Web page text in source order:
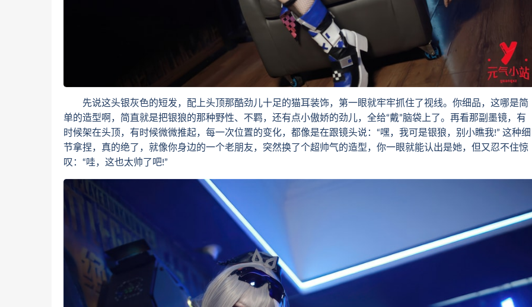
先说这头银灰色的短发，配上头顶那酷劲儿十足的猫耳装饰，第一眼就牢牢抓住了视线。你细品，这哪是简
单的造型啊，简直就是把银狼的那种野性、不羁，还有点小傲娇的劲儿，全给“戴”脑袋上了。再看那副墨镜，有
时候架在头顶，有时候微微推起，每一次位置的变化，都像是在跟镜头说：“嘿，我可是银狼，别小瞧我!” 这种细
节拿捏，真的绝了，就像你身边的一个老朋友，突然换了个超帅气的造型，你一眼就能认出是她，但又忍不住惊
叹：“哇，这也太帅了吧!”